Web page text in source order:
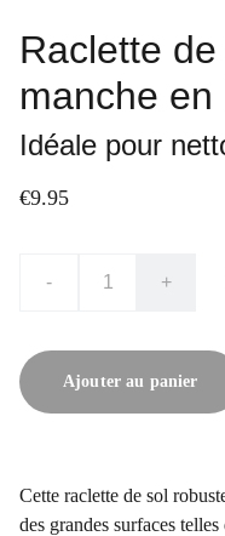
Raclette
manche en
Idéale pour
€9.95
- +
Ajouter au panier
Cette raclette de sol
des grandes surfaces